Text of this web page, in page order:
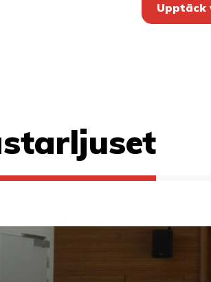
Upptäck